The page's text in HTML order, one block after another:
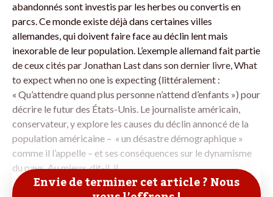
abandonnés sont investis par les herbes ou convertis en
parcs. Ce monde existe déjà dans certaines villes
allemandes, qui doivent faire face au déclin lent mais
inexorable de leur population. L’exemple allemand fait partie
de ceux cités par Jonathan Last dans son dernier livre, What
to expect when no one is expecting (littéralement :
« Qu’attendre quand plus personne n’attend d’enfants ») pour
décrire le futur des États-Unis. Le journaliste américain,
conservateur, y explore les causes du déclin annoncé de la
population américaine – « un désastre démographique »
comme il l’appelle – et ses conséquences sur le dynamisme
du pays. Au mieux, dit-il, il
Envie de terminer cet article ? Nous